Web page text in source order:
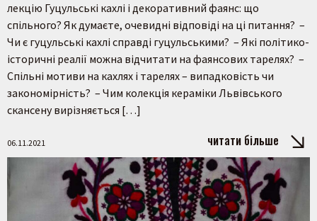
лекцію Гуцульські кахлі і декоративний фаянс: що
спільного? Як думаєте, очевидні відповіді на ці питання? –
Чи є гуцульські кахлі справді гуцульськими? – Які політико-
історичні реалії можна відчитати на фаянсових тарелях? –
Спільні мотиви на кахлях і тарелях – випадковість чи
закономірність? – Чим колекція кераміки Львівського
скансену вирізняється […]
06.11.2021 читати більше